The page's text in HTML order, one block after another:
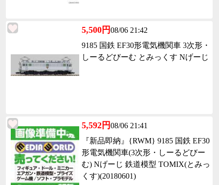
5,500円08/06 21:42
9185 国鉄 EF30形電気機関車 3次形・
しーるどびーむ とみっくす Nげーじ
5,592円08/06 21:41
『新品即納』{RWM} 9185 国鉄 EF30
形電気機関車(3次形・しーるどびー
む) Nげーじ 鉄道模型 TOMIX(とみっ
くす)(20180601)